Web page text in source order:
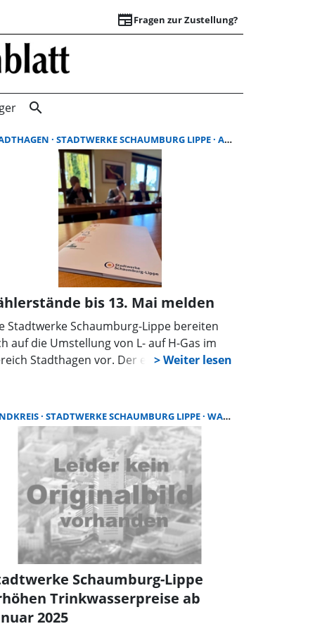
newspaperFragen zur Zustellung?
Suchergebnisse |
search
STADTWERKE SCHAUMBURG LIPPE ABLESEN
bis 13. Mai melden
Stadtwerke Schaumburg-Lippe bereiten
auf die Umstellung von L- auf H-Gas im
Stadthagen vor. Der erste
Meerbeck, Niedernwöhren,
Pollhagen und Wiedensahl.
STADTWERKE SCHAUMBURG LIPPE WASSERPREIS
Schaumburg-Lippe
Trinkwasserpreise ab
2025